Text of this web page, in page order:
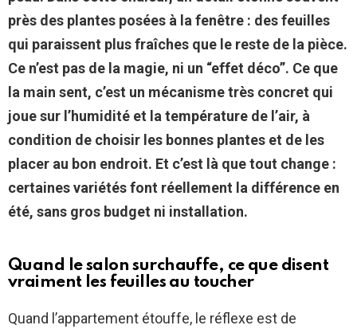
près des plantes posées à la fenêtre : des feuilles
qui paraissent plus fraîches que le reste de la pièce.
Ce n’est pas de la magie, ni un “effet déco”. Ce que
la main sent, c’est un mécanisme très concret qui
joue sur l’humidité et la température de l’air, à
condition de choisir les bonnes plantes et de les
placer au bon endroit. Et c’est là que tout change :
certaines variétés font réellement la différence en
été, sans gros budget ni installation.
Quand le salon surchauffe, ce que disent
vraiment les feuilles au toucher
Quand l’appartement étouffe, le réflexe est de